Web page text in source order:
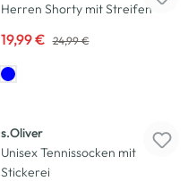
Herren Shorty mit Streifen
19,99 € 24,99 €
s.Oliver
Unisex Tennissocken mit
Stickerei